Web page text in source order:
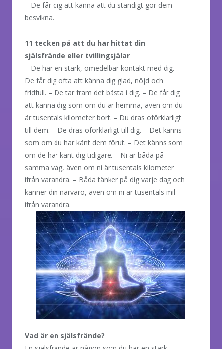
– De får dig att känna att du ständigt gör dem
besvikna.
11 tecken på att du har hittat din
själsfrände eller tvillingsjälar
– De har en stark, omedelbar kontakt med dig. –
De får dig ofta att känna dig glad, nöjd och
fridfull. – De tar fram det bästa i dig. – De får dig
att känna dig som om du är hemma, även om du
är tusentals kilometer bort. – Du dras oförklarligt
till dem. – De dras oförklarligt till dig. – Det känns
som om du har känt dem förut. – Det känns som
om de har känt dig tidigare. – Ni är båda på
samma väg, även om ni är tusentals kilometer
ifrån varandra. – Båda tänker på dig varje dag och
känner din närvaro, även om ni är tusentals mil
ifrån varandra.
Vad är en själsfrände?